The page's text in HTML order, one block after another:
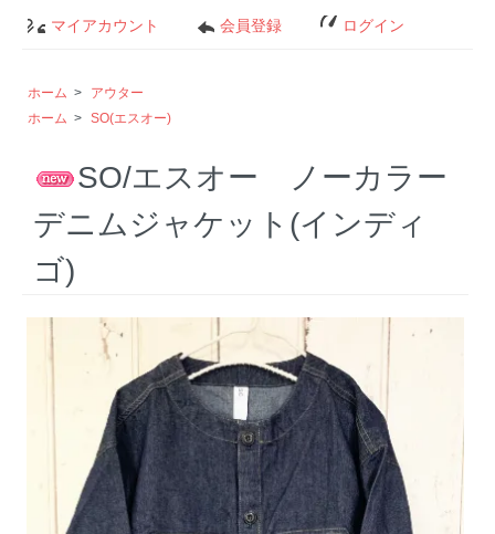
マイアカウント 会員登録 ログイン
ホーム >
アウター
ホーム > SO(エスオー)
SO/エスオー ノーカラー
デニムジャケット(インディ
ゴ)